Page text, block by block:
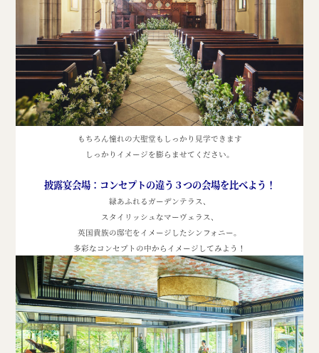
もちろん憧れの大聖堂もしっかり見学できます
しっかりイメージを膨らませてください。
披露宴会場：コンセプトの違う３つの会場を比べよう！
緑あふれるガーデンテラス、
スタイリッシュなマーヴェラス、
英国貴族の邸宅をイメージしたシンフォニー。
多彩なコンセプトの中からイメージしてみよう！